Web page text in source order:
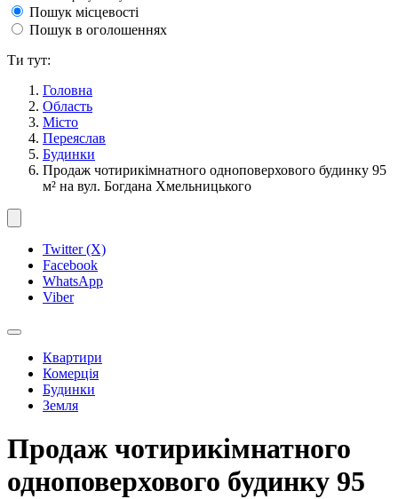
Пошук місцевості
Пошук в оголошеннях
Ти тут:
Головна
Область
Місто
Переяслав
Будинки
Продаж чотирикімнатного одноповерхового будинку 95
м² на вул. Богдана Хмельницького
Twitter (X)
Facebook
WhatsApp
Viber
Квартири
Комерція
Будинки
Земля
Продаж чотирикімнатного
одноповерхового будинку 95